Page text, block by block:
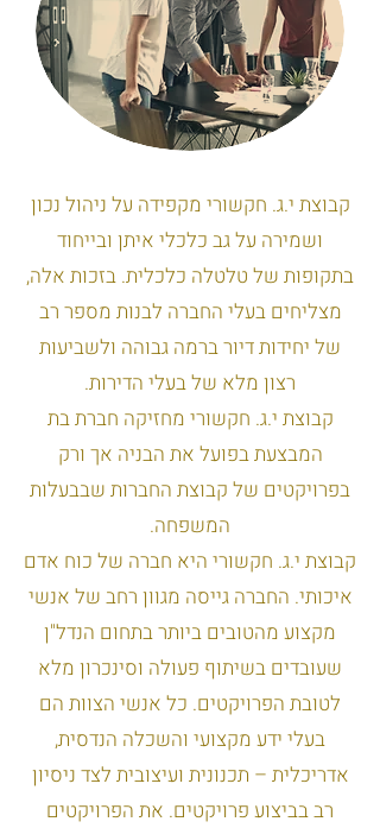
קבוצת י.ג. חקשורי מקפידה על ניהול נכון
ושמירה על גב כלכלי איתן ובייחוד
בתקופות של טלטלה כלכלית. בזכות אלה,
מצליחים בעלי החברה לבנות מספר רב
של יחידות דיור ברמה גבוהה ולשביעות
רצון מלא של בעלי הדירות.
קבוצת י.ג. חקשורי מחזיקה חברת בת
המבצעת בפועל את הבניה אך ורק
בפרויקטים של קבוצת החברות שבבעלות
המשפחה.
קבוצת י.ג. חקשורי היא חברה של כוח אדם
איכותי. החברה גייסה מגוון רחב של אנשי
מקצוע מהטובים ביותר בתחום הנדל"ן
שעובדים בשיתוף פעולה וסינכרון מלא
לטובת הפרויקטים. כל אנשי הצוות הם
בעלי ידע מקצועי והשכלה הנדסית,
אדריכלית – תכנונית ועיצובית לצד ניסיון
רב בביצוע פרויקטים. את הפרויקטים